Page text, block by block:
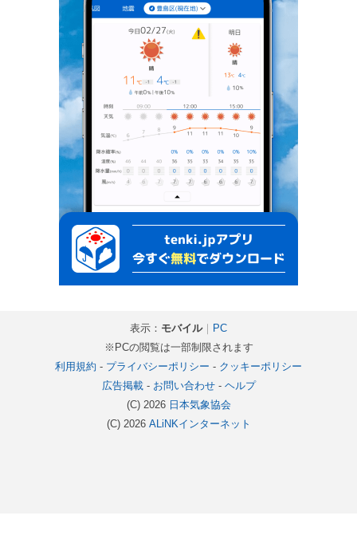
表示： モバイル｜
PC
※PCの閲覧は一部制限されます
利用規約 - プライバシーポリシー - クッキーポリシー
広告掲載- お問い合わせ- ヘルプ
(C) 2026 日本気象協会
(C) 2026 ALiNKインターネット